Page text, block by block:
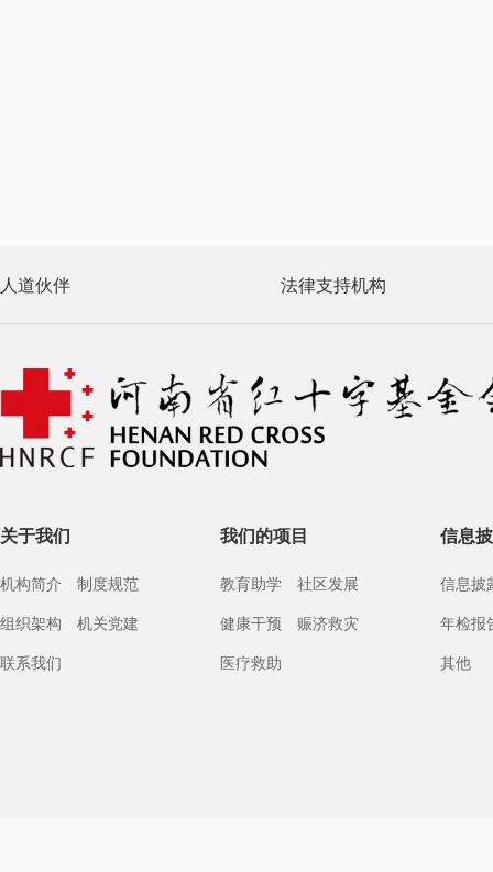
人道伙伴 法律支持机构
关于我们
机构简介
制度规范
组织架构
机关党建
联系我们
我们的项目
教育助学
社区发展
健康干预
赈济救灾
医疗救助
信息
信息披
年检报
其他